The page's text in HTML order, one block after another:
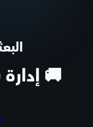
🚚